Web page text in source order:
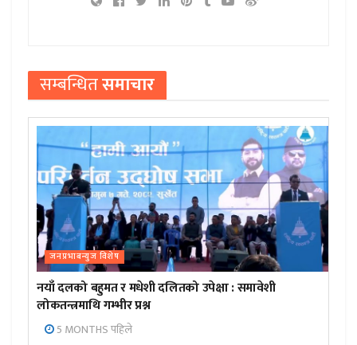
सम्बन्धितसमाचार
जनप्रभाबन्युज विशेष
नयाँ दलको बहुमत र मधेशी दलितको उपेक्षा : समावेशी
लोकतन्त्रमाथि गम्भीर प्रश्न
5 MONTHS पहिले